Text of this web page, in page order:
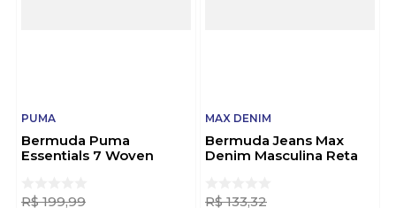
PUMA
Bermuda Puma
Essentials 7 Woven
R$ 199,99
MAX DENIM
Bermuda Jeans Max
Denim Masculina Reta
R$ 133,32